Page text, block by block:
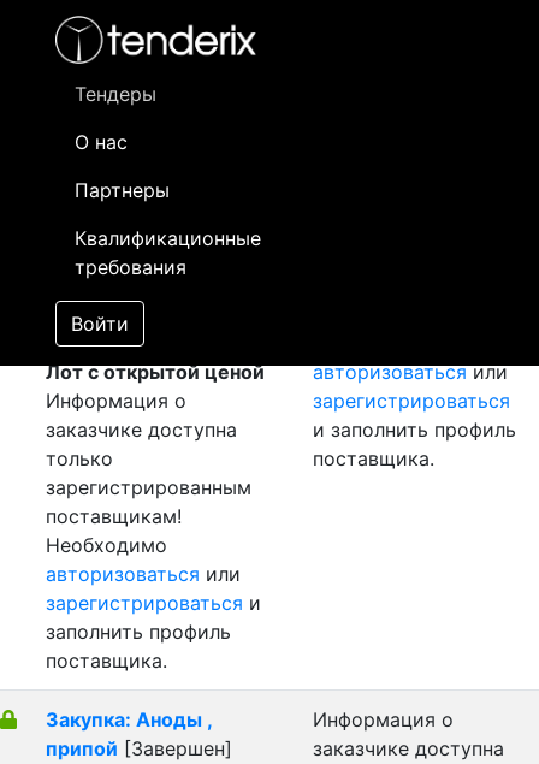
Тендеры
О нас
Партнеры
Квалификационные
требования
Войти
- активный лот
Номер лота
Закупка:
Пофазноизолированный
токопровод
[Завершен]
Лот №:
(покупка товара)
Раздел:
Лот с открытой ценой
Информация о
заказчике доступна
только
зарегистрированным
поставщикам!
Необходимо
авторизоваться или
зарегистрироваться и
заполнить профиль
поставщика.
авторизоватьсяили
зарегистрироваться
и заполнить профиль
поставщика.
Закупка: Аноды ,
припой [Завершен]
Информация о
заказчике доступна